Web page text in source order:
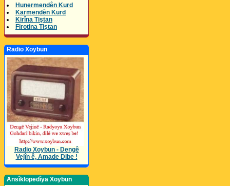
Hunermendên Kurd
Karmendên Kurd
Kirîna Tiştan
Firotina Tiştan
Radio Xoybun
Radio Xoybun - Dengê
Vejîn ê, Amade Dibe !
Ansîklopedîya Xoybun